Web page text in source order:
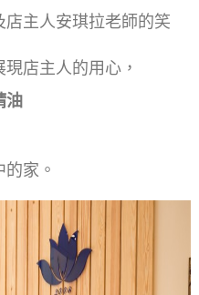
主人安琪拉老師的笑
店主人的用心，
油
家。